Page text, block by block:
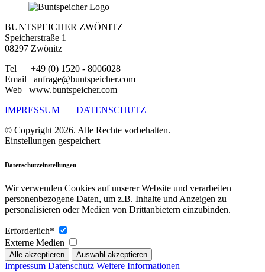
BUNTSPEICHER ZWÖNITZ
Speicherstraße 1
08297 Zwönitz
Tel +49 (0) 1520 - 8006028
Email anfrage@buntspeicher.com
Web www.buntspeicher.com
IMPRESSUM
DATENSCHUTZ
© Copyright 2026. Alle Rechte vorbehalten.
Einstellungen gespeichert
Datenschutzeinstellungen
Wir verwenden Cookies auf unserer Website und verarbeiten
personenbezogene Daten, um z.B. Inhalte und Anzeigen zu
personalisieren oder Medien von Drittanbietern einzubinden.
Erforderlich*
Externe Medien
Impressum Datenschutz Weitere Informationen